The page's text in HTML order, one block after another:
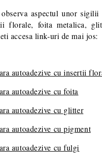
aspectul unor
florale, foita metalica,
accesa link-uri de mai jos:
autoadezive cu insertii
autoadezive cu foita
autoadezive cu glitter
autoadezive cu pigment
autoadezive cu fulgi